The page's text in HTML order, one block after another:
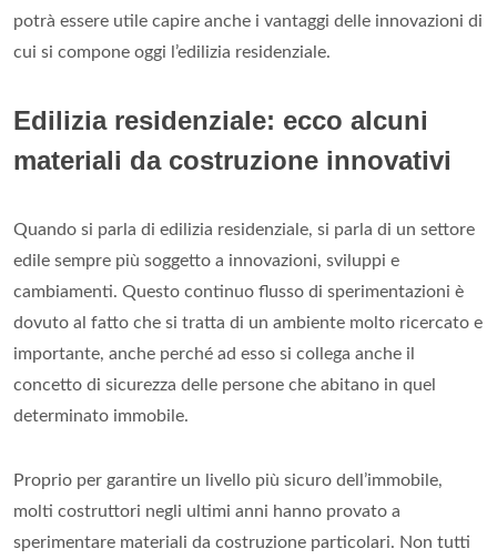
potrà essere utile capire anche i vantaggi delle innovazioni di
cui si compone oggi l’edilizia residenziale.
Edilizia residenziale: ecco alcuni
materiali da costruzione innovativi
Quando si parla di edilizia residenziale, si parla di un settore
edile sempre più soggetto a innovazioni, sviluppi e
cambiamenti. Questo continuo flusso di sperimentazioni è
dovuto al fatto che si tratta di un ambiente molto ricercato e
importante, anche perché ad esso si collega anche il
concetto di sicurezza delle persone che abitano in quel
determinato immobile.
Proprio per garantire un livello più sicuro dell’immobile,
molti costruttori negli ultimi anni hanno provato a
sperimentare materiali da costruzione particolari. Non tutti